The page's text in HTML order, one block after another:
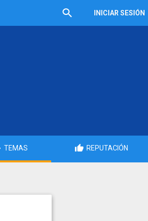
INICIAR SESIÓN
TEMAS REPUTACIÓN